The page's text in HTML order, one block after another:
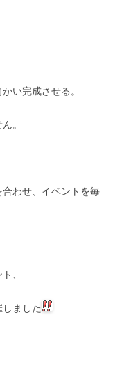
い完成させる。
。
わせ、イベントを毎
、
ました